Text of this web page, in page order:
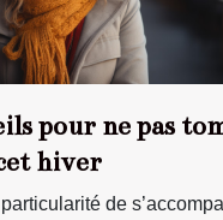
pour ne pas
hiver
particularité de